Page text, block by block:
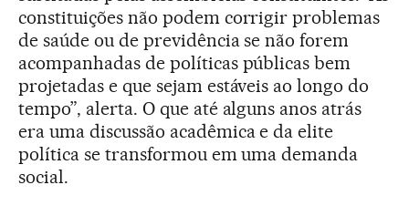
constituições não podem corrigir problemas
de saúde ou de previdência se não forem
acompanhadas de políticas públicas bem
projetadas e que sejam estáveis ao longo do
tempo”, alerta. O que até alguns anos atrás
era uma discussão acadêmica e da elite
política se transformou em uma demanda
social.